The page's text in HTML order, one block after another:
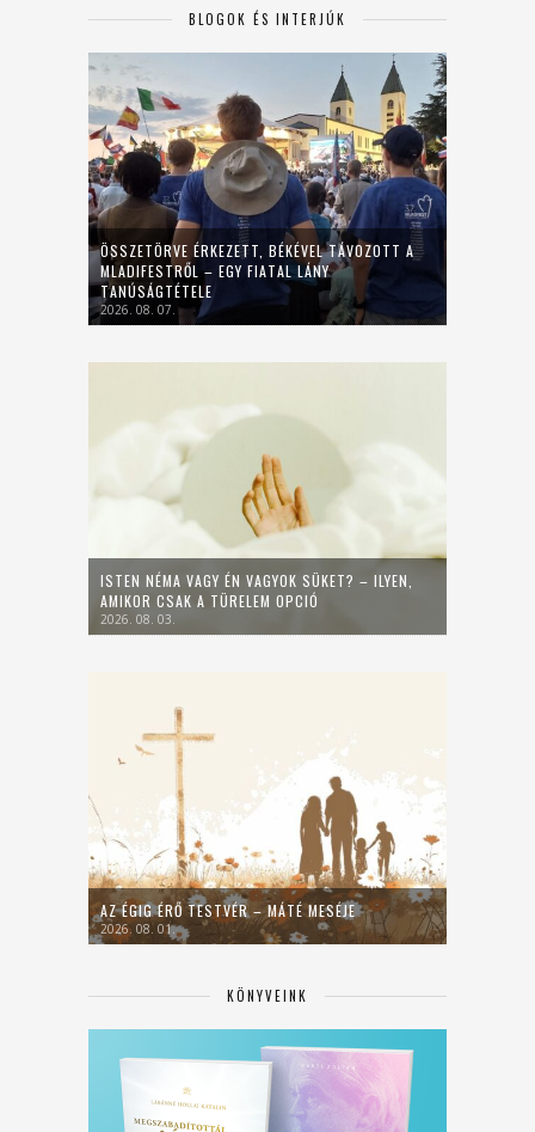
BLOGOK ÉS INTERJÚK
ÖSSZETÖRVE ÉRKEZETT, BÉKÉVEL TÁVOZOTT A
MLADIFESTRŐL – EGY FIATAL LÁNY
TANÚSÁGTÉTELE
2026. 08. 07.
ISTEN NÉMA VAGY ÉN VAGYOK SÜKET? – ILYEN,
AMIKOR CSAK A TÜRELEM OPCIÓ
2026. 08. 03.
AZ ÉGIG ÉRŐ TESTVÉR – MÁTÉ MESÉJE
2026. 08. 01.
KÖNYVEINK